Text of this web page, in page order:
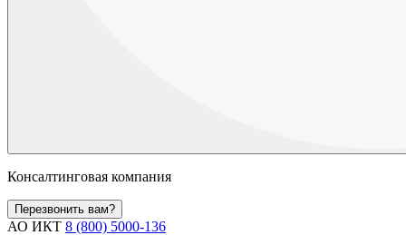
Консалтинговая компания
Перезвонить вам?
АО ИКТ 8 (800) 5000-136